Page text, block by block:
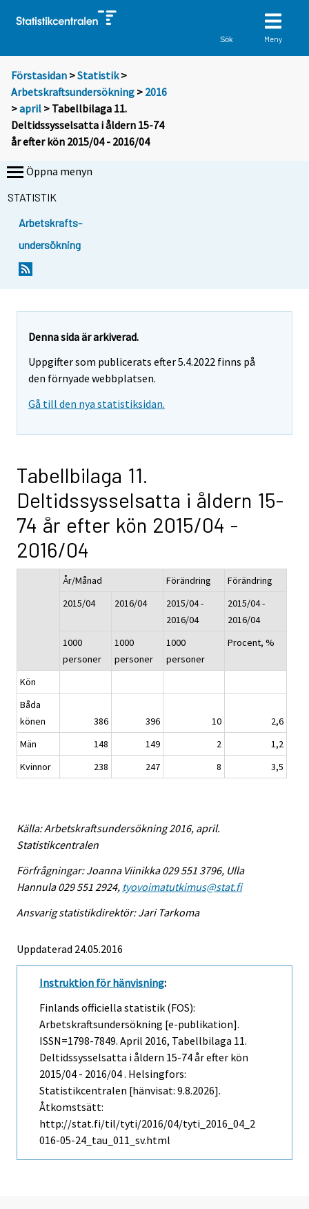
Sök Meny
Förstasidan >Statistik >
Arbetskraftsundersökning > 2016
>april > Tabellbilaga 11.
Deltidssysselsatta i åldern 15-74
år efter kön 2015/04 - 2016/04
Öppna menyn
STATISTIK
Arbetskrafts-
undersökning
Denna sida är arkiverad.
Uppgifter som publicerats efter 5.4.2022 finns på
den förnyade webbplatsen.
Gå till den nya statistiksidan.
Tabellbilaga 11.
Deltidssysselsatta i åldern 15-
74 år efter kön 2015/04 -
2016/04
År/Månad Förändring
Förändring
2015/04
2016/04
2015/04 -
2016/04
2015/04 -
2016/04
1000
personer
1000
personer
1000
personer
Procent, %
Kön
Båda
könen
386 396 10
2,6
Män
148 149 2
1,2
Kvinnor
238 247 8 3,5
Källa: Arbetskraftsundersökning 2016, april.
Statistikcentralen
Förfrågningar: Joanna Viinikka 029 551 3796, Ulla
Hannula 029 551 2924, tyovoimatutkimus@stat.fi
Ansvarig statistikdirektör: Jari Tarkoma
Uppdaterad 24.05.2016
Instruktion för hänvisning:
Finlands officiella statistik (FOS):
Arbetskraftsundersökning [e-publikation].
ISSN=1798-7849. April 2016, Tabellbilaga 11.
Deltidssysselsatta i åldern 15-74 år efter kön
2015/04 - 2016/04 . Helsingfors:
Statistikcentralen [hänvisat: 9.8.2026].
Åtkomstsätt:
http://stat.fi/til/tyti/2016/04/tyti_2016_04_2
016-05-24_tau_011_sv.html